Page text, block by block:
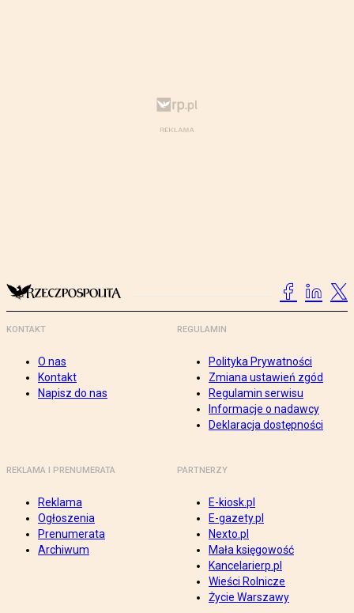
KONTAKT
O nas
Kontakt
Napisz do nas
REGULAMIN
Polityka Prywatności
Zmiana ustawień zgód
Regulamin serwisu
Informacje o nadawcy
Deklaracja dostępności
REKLAMA I PRENUMERATA
Reklama
Ogłoszenia
Prenumerata
Archiwum
PARTNERZY
E-kiosk.pl
E-gazety.pl
Nexto.pl
Mała księgowość
Kancelarierp.pl
Wieści Rolnicze
Życie Warszawy